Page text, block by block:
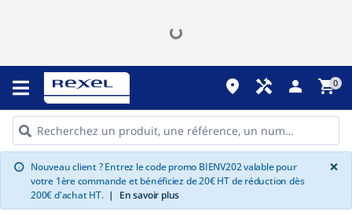
place handyman person shopping_cart0
info Nouveau client ? Entrez le code promo BIENV202 valable pour
votre 1ère commande et bénéficiez de 20€ HT de réduction dès
200€ d'achat HT. | En savoir plus
×